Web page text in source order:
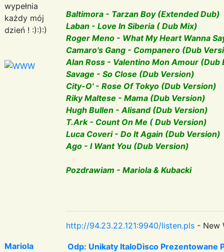
wypełnia
każdy mój
dzień ! :):):)
Baltimora - Tarzan Boy (Extended Dub)
Laban - Love In Siberia ( Dub Mix)
Roger Meno - What My Heart Wanna
Camaro's Gang - Companero (Dub
Alan Ross - Valentino Mon Amour (Dub
Savage - So Close (Dub Version)
City-O' - Rose Of Tokyo (Dub Version)
Riky Maltese - Mama (Dub Version)
Hugh Bullen - Alisand (Dub Version)
T.Ark - Count On Me ( Dub Version)
Luca Coveri - Do It Again (Dub Version)
Ago - I Want You (Dub Version)
Pozdrawiam - Mariola & Kubacki
http://94.23.22.121:9940/listen.pls - New
Mariola
Odp: Unikaty ItaloDisco Prezentowane